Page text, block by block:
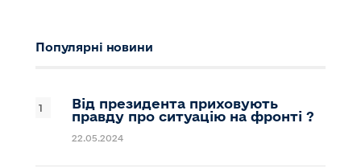
Популярні новини
Від президента приховують
правду про ситуацію на фронті ?
22.05.2024